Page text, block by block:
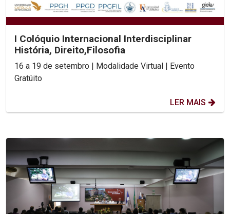
I Colóquio Internacional Interdisciplinar
História, Direito,Filosofia
16 a 19 de setembro | Modalidade Virtual | Evento
LER MAIS